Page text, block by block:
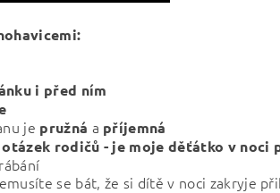
i před ním
je pružná a příjemná
rodičů - je moje děťátko v noci
se bát, že si dítě v noci zakryje